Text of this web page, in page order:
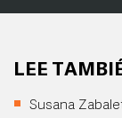
LEE
Susana